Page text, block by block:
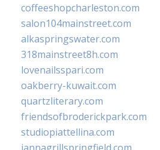
coffeeshopcharleston.com
salon104mainstreet.com
alkaspringswater.com
318mainstreet8h.com
lovenailsspari.com
oakberry-kuwait.com
quartzliterary.com
friendsofbroderickpark.com
studiopiattellina.com